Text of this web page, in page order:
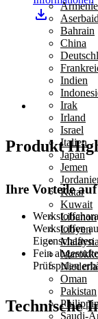
Bahrain
China
Indien
Irak
Irland
Israel
Italien
Japan
Jemen
Katar
Kuwait
Libanon
Libyen
Malaysia
Oman
Pakistan
Saudi-
Produkt
Ihre Vorteile
Werkstoffen
Eigenschaften
Fein
Prüfspulen
Technische